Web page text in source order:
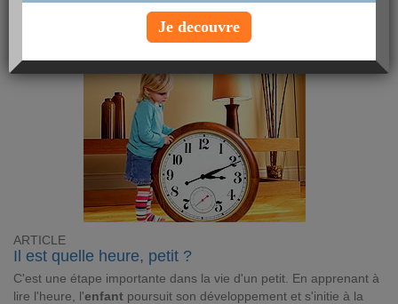
ARTICLE
Il est quelle heure, petit ?
C'est une étape importante dans la vie d'un petit. En apprenant à
lire l'heure, l'enfant poursuit son développement et s'initie à la
Je decouvre